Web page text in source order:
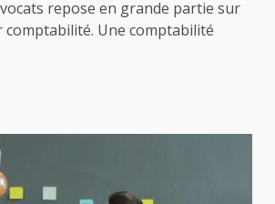
repose en grande partie sur
comptabilité. Une comptabilité